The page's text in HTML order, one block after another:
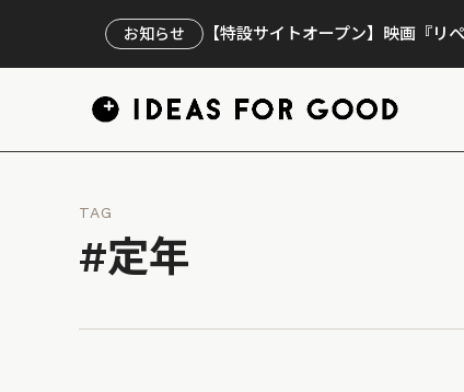
お知らせ 【特設サイトオープン】映画『リ
TAG
#定年